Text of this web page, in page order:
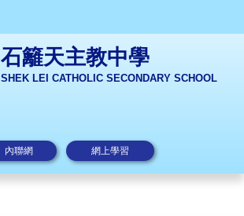
石籬天主教中學
SHEK LEI CATHOLIC SECONDARY SCHOOL
內聯網 網上學習